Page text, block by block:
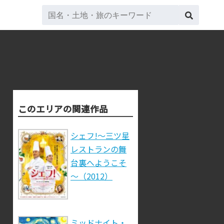
このエリアの関連作品
シェフ!～三ツ星
レストランの舞
台裏へようこそ
～（2012）